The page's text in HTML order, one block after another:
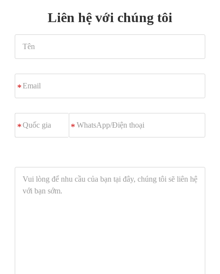
Liên hệ với chúng tôi
*
Điện
*